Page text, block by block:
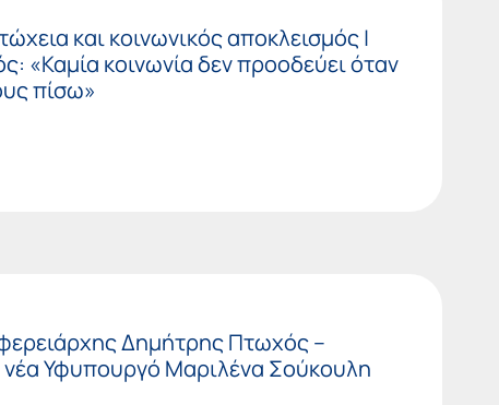
και κοινωνικός αποκλεισμός |
«Καμία κοινωνία δεν προοδεύει όταν
πίσω»
Δημήτρης Πτωχός –
νέα Υφυπουργό Μαριλένα Σούκουλη